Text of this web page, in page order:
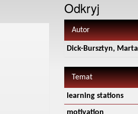
Odkryj
Autor
Dick-Bursztyn, Marta
Temat
learning stations